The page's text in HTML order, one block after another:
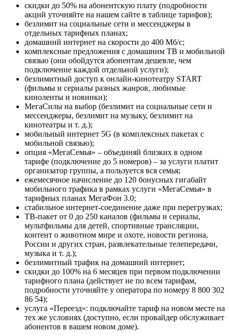
скидки до 50% на абонентскую плату (подробности
акций уточняйте на нашем сайте в таблице тарифов);
безлимит на социальные сети и мессенджеры в
отдельных тарифных планах;
домашний интернет на скорости до 400 Мб/с;
комплексные предложения с домашним ТВ и мобильной
связью (они обойдутся абонентам дешевле, чем
подключение каждой отдельной услуги);
безлимитный доступ к онлайн-кинотеатру START
(фильмы и сериалы разных жанров, любимые
киноленты и новинки);
МегаСилы на выбор (безлимит на социальные сети и
мессенджеры, безлимит на музыку, безлимит на
кинотеатры и т. д.);
мобильный интернет 5G (в комплексных пакетах с
мобильной связью);
опция «МегаСемья» – объединяй близких в одном
тарифе (подключение до 5 номеров) – за услуги платит
организатор группы, а пользуется вся семья;
ежемесячное начисление до 120 бонусных гигабайт
мобильного трафика в рамках услуги «МегаСемья» в
тарифных планах МегаФон 3.0;
стабильное интернет-соединение даже при перегрузках;
ТВ-пакет от 0 до 250 каналов (фильмы и сериалы,
мультфильмы для детей, спортивные трансляции,
контент о животном мире и охоте, новости региона,
России и других стран, развлекательные телепередачи,
музыка и т. д.);
безлимитный трафик на домашний интернет;
скидки до 100% на 6 месяцев при первом подключении
тарифного плана (действует не по всем тарифам,
подробности уточняйте у оператора по номеру 8 800 302
86 54);
услуга «Переезд»: подключайте тариф на новом месте на
тех же условиях (доступно, если провайдер обслуживает
абонентов в вашем новом доме).